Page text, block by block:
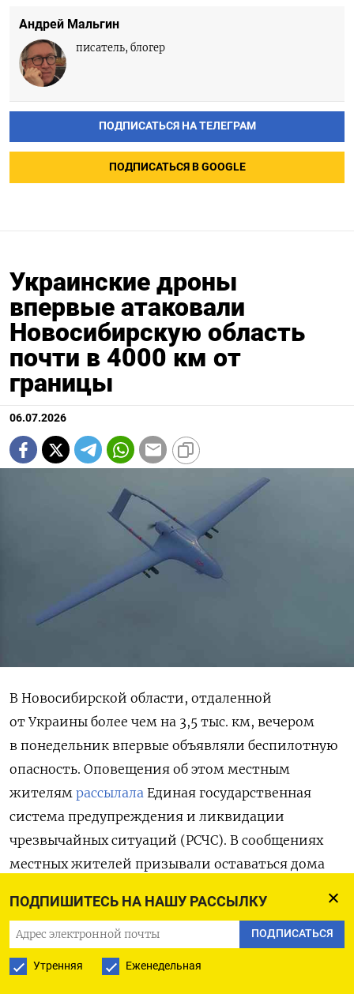
ПОДПИШИТЕСЬ НА НАШУ РАССЫЛКУ
ПОДПИСАТЬСЯ
Утренняя Еженедельная
Андрей Мальгин
писатель, блогер
ПОДПИСАТЬСЯ НА ТЕЛЕГРАМ
ПОДПИСАТЬСЯ В GOOGLE
Украинские дроны
впервые атаковали
Новосибирскую область
почти в 4000 км от
границы
06.07.2026
В Новосибирской области, отдаленной
от Украины более чем на 3,5 тыс. км, вечером
в понедельник впервые объявляли беспилотную
опасность. Оповещения об этом местным
жителям рассылала Единая государственная
система предупреждения и ликвидации
чрезвычайных ситуаций (РСЧС). В сообщениях
местных жителей призывали оставаться дома
на территории Новосибирской области 6 июля
в 21:45. Укройтесь в помещении без окон
с капитальными стенами! Если вы находитесь